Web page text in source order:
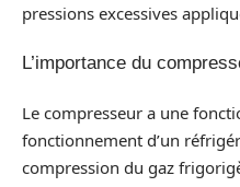
pressions excessives
L’importance du
Le compresseur a une
fonctionnement d’un
compression du gaz